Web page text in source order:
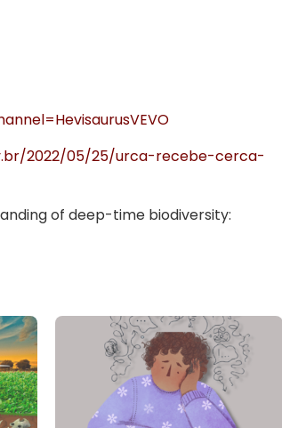
2022/05/25/urca-recebe-cerca-
of deep-time biodiversity: